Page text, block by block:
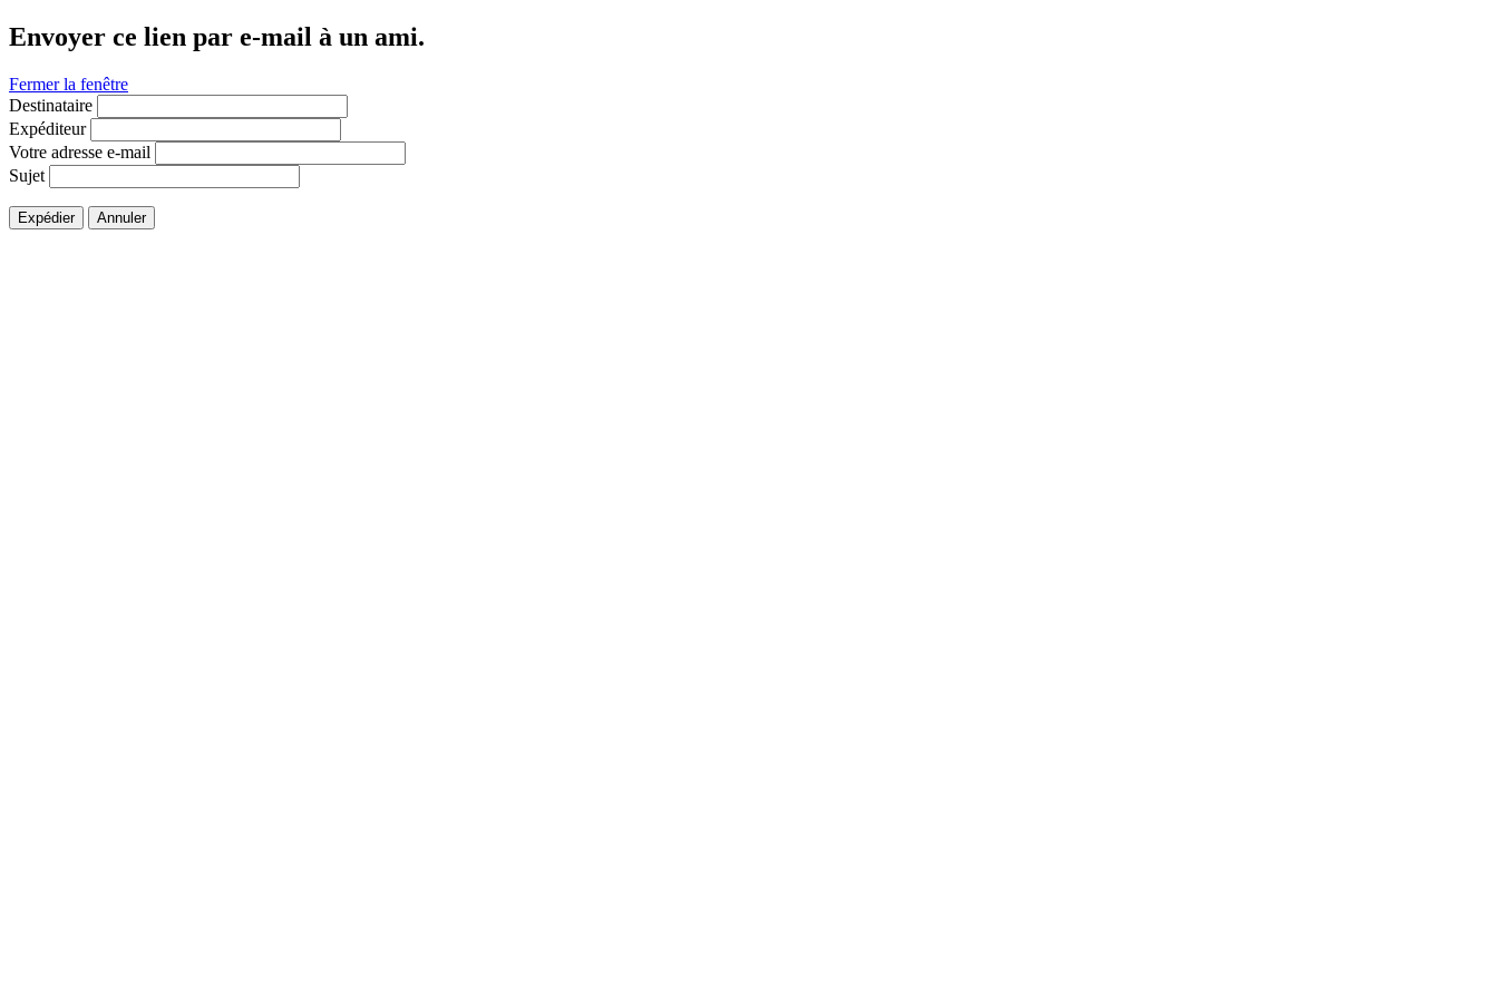
Envoyer ce lien par e-mail à un ami.
Fermer la fenêtre
Destinataire
Expéditeur
Votre adresse e-mail
Sujet
Expédier Annuler